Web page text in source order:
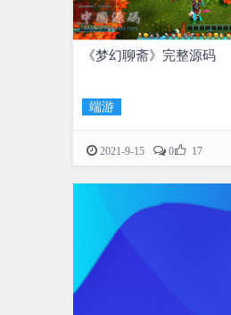
《梦幻聊斋》完整源码
端游
2021-9-15 0 17